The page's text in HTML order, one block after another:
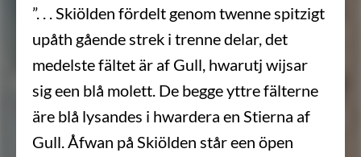
”. . . Skiölden fördelt genom twenne spitzigt
upåth gående strek i trenne delar, det
medelste fältet är af Gull, hwarutj wijsar
sig een blå molett. De begge yttre fälterne
äre blå lysandes i hwardera en Stierna af
Gull. Åfwan på Skiölden står een öpen